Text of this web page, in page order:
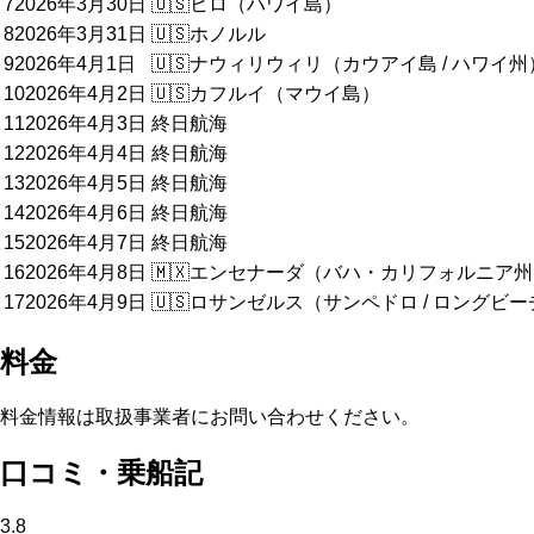
72026年3月30日 🇺🇸ヒロ（ハワイ島）
82026年3月31日 🇺🇸ホノルル
92026年4月1日 🇺🇸ナウィリウィリ（カウアイ島 / ハワイ州
102026年4月2日 🇺🇸カフルイ（マウイ島）
112026年4月3日 終日航海
122026年4月4日 終日航海
132026年4月5日 終日航海
142026年4月6日 終日航海
152026年4月7日 終日航海
162026年4月8日 🇲🇽エンセナーダ（バハ・カリフォルニア州
172026年4月9日 🇺🇸ロサンゼルス（サンペドロ / ロングビー
料金
料金情報は取扱事業者にお問い合わせください。
口コミ・乗船記
3.8